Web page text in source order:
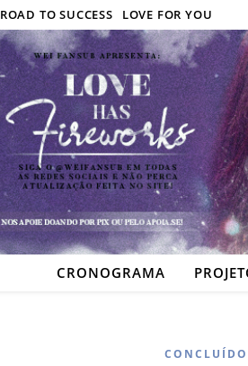
ROAD TO SUCCESS LOVE FOR YOU
CRONOGRAMA
CONCLUÍDO